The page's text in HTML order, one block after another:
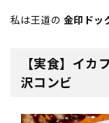
私は王道の 金印ドッ
【実食】イ
沢コンビ